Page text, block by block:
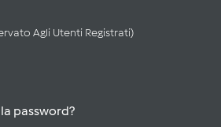
Agli Utenti Registrati)
password?